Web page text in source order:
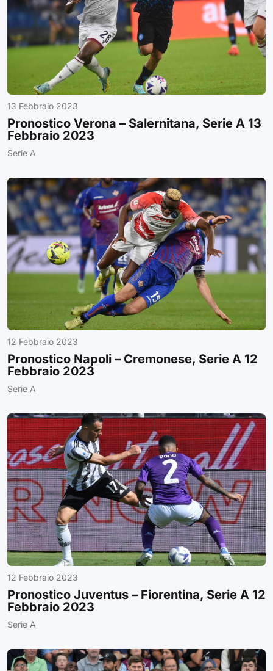
13 Febbraio 2023
Pronostico Verona – Salernitana, Serie A 13
Febbraio 2023
Serie A
12 Febbraio 2023
Pronostico Napoli – Cremonese, Serie A 12
Febbraio 2023
Serie A
12 Febbraio 2023
Pronostico Juventus – Fiorentina, Serie A 12
Febbraio 2023
Serie A